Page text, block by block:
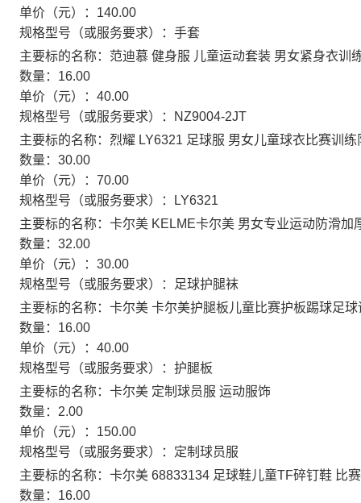
单价（元）： 140.00
规格型号（或服务要求）： 手套
主要标的名称： 范迪慕 健身服 儿童运动套装 男女紧身衣训
数量： 16.00
单价（元）： 40.00
规格型号（或服务要求）：
NZ9004-2JT
主要标的名称： 烈耀 LY6321 足球服 男女儿童球衣比赛训
数量： 30.00
单价（元）： 70.00
规格型号（或服务要求）：
LY6321
主要标的名称： 卡尔美 KELME卡尔美 男女专业运动防滑加
数量： 32.00
单价（元）： 30.00
规格型号（或服务要求）：
足球护腿袜
主要标的名称： 卡尔美 卡尔美护腿板儿童比赛护板踢球足
数量： 16.00
单价（元）： 40.00
规格型号（或服务要求）： 护腿板
主要标的名称： 卡尔美 定制球员服 运动服饰
数量： 2.00
单价（元）： 150.00
规格型号（或服务要求）： 定制球员服
主要标的名称： 卡尔美 68833134 足球鞋儿童TF碎钉鞋 比
数量： 16.00